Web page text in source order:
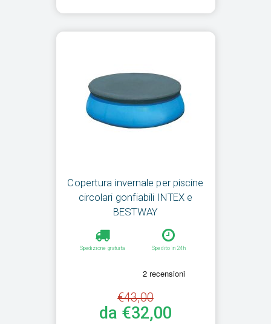
Copertura invernale per piscine
circolari gonfiabili INTEX e
BESTWAY
Spedizione gratuita Spedito in 24h
€43,00
da €32,00